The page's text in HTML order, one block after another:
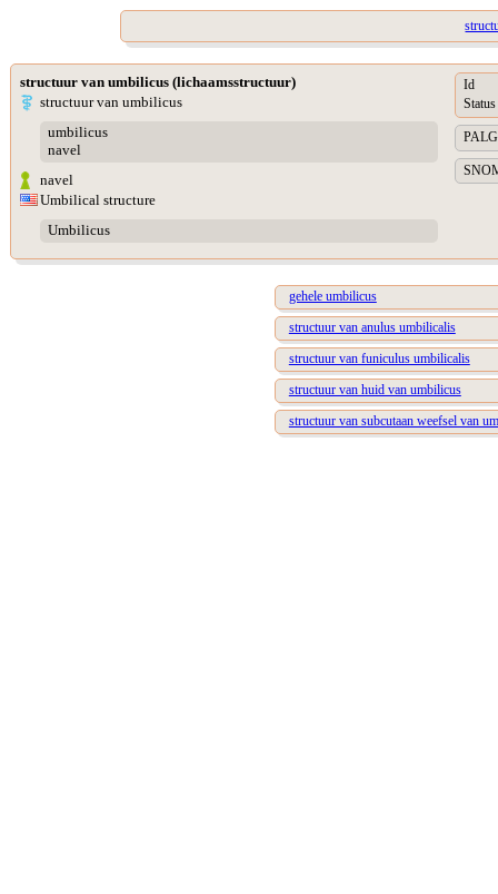
structuur van umbilicus (lichaamsstructuur)
structuur van umbilicus
umbilicus
navel
navel
Umbilical structure
Umbilicus
Id
Status
gehele umbilicus
structuur van anulus umbilicalis
structuur van funiculus umbilicalis
structuur van huid van umbilicus
structuur van subcutaan weefsel van